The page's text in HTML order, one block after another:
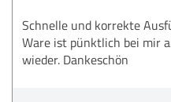
Schnelle und korrekte
Ware ist pünktlich bei mir
wieder. Dankeschön